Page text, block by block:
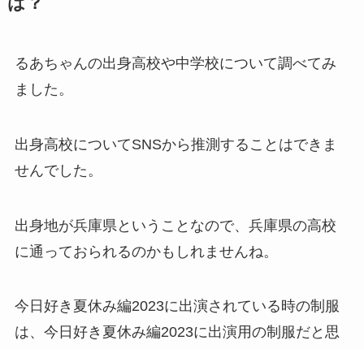
るあちゃんの出身高校や中学校について調べてみ
ました。
出身高校についてSNSから推測することはできま
せんでした。
出身地が兵庫県ということなので、兵庫県の高校
に通っておられるのかもしれませんね。
今日好き夏休み編2023に出演されている時の制服
は、今日好き夏休み編2023に出演用の制服だと思